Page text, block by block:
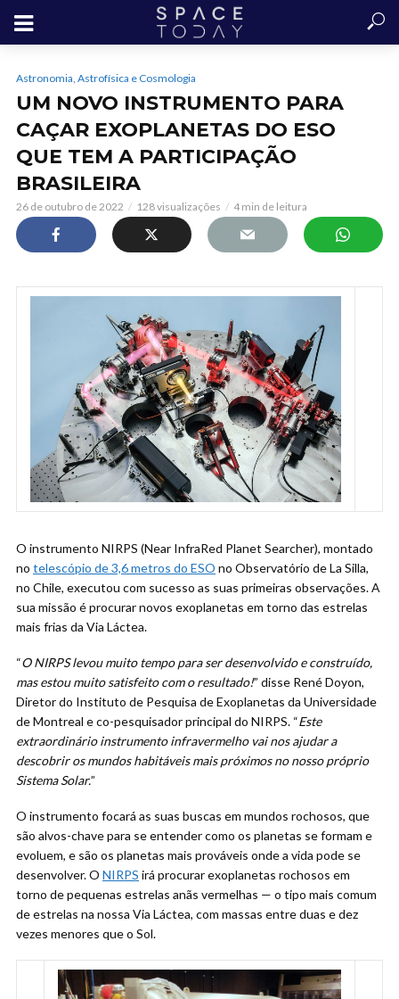
Astronomia, Astrofísica e Cosmologia
UM NOVO INSTRUMENTO PARA
CAÇAR EXOPLANETAS DO ESO
QUE TEM A PARTICIPAÇÃO
BRASILEIRA
26 de outubro de 2022 128 visualizações 4 min de leitura
O instrumento NIRPS (Near InfraRed Planet Searcher), montado
no telescópio de 3,6 metros do ESO no Observatório de La Silla,
no Chile, executou com sucesso as suas primeiras observações. A
sua missão é procurar novos exoplanetas em torno das estrelas
mais frias da Via Láctea.
“O NIRPS levou muito tempo para ser desenvolvido e construído,
mas estou muito satisfeito com o resultado!” disse René Doyon,
Diretor do Instituto de Pesquisa de Exoplanetas da Universidade
de Montreal e co-pesquisador principal do NIRPS. “Este
extraordinário instrumento infravermelho vai nos ajudar a
descobrir os mundos habitáveis mais próximos no nosso próprio
Sistema Solar.”
O instrumento focará as suas buscas em mundos rochosos, que
são alvos-chave para se entender como os planetas se formam e
evoluem, e são os planetas mais prováveis ​​onde a vida pode se
desenvolver. O NIRPS irá procurar exoplanetas rochosos em
torno de pequenas estrelas anãs vermelhas — o tipo mais comum
de estrelas na nossa Via Láctea, com massas entre duas e dez
vezes menores que o Sol.